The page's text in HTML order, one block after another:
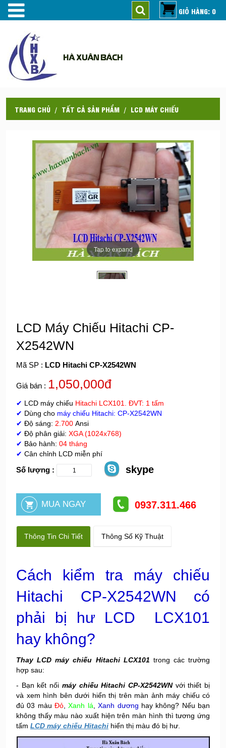
HÀ XUÂN BÁCH
TRANG CHỦ TẤT CẢ SẢN PHẨM LCD MÁY CHIẾU
Tap to expand
LCD Máy Chiếu Hitachi CP-
X2542WN
Mã SP : LCD Hitachi CP-X2542WN
Giá bán : 1,050,000đ
✔ LCD máy chiếu Hitachi LCX101. ĐVT: 1 tấm
✔ Dùng cho máy chiếu Hitachi: CP-X2542WN
✔ Độ sáng: 2.700 Ansi
✔ Độ phân giải: XGA (1024x768)
✔ Bảo hành: 04 tháng
✔ Cân chỉnh LCD miễn phí
Số lượng : skype
0937.311.466
Thông Tin Chi Tiết Thông Số Kỹ Thuật
Cách kiểm tra máy chiếu
Hitachi CP-X2542WN có
phải bị hư LCD LCX101
hay không?
Thay LCD máy chiếu Hitachi LCX101 trong các trường
hợp sau:
- Bạn kết nối máy chiếu Hitachi CP-X2542WNvới thiết bị
và xem hình bên dưới hiển thị trên màn ảnh máy chiếu có
đủ 03 màuĐỏ ,Xanh lá ,Xanh dương hay không? Nếu bạn
không thấy màu nào xuất hiện trên màn hình thì tương ứng
tấm LCD máy chiếu Hitachi hiển thị màu đó bị hư.
GIỎ HÀNG: 0